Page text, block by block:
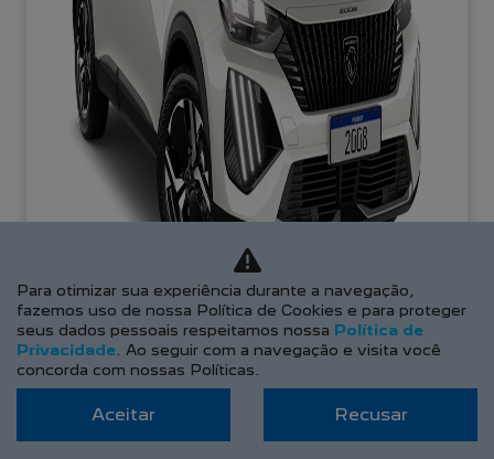
OPORTUNIDADE
Para otimizar sua experiência durante a navegação,
fazemos uso de nossa Política de Cookies e para proteger
seus dados pessoais respeitamos nossa Política de
Privacidade . Ao seguir com a navegação e visita você
concorda com nossas Políticas.
Aceitar Recusar